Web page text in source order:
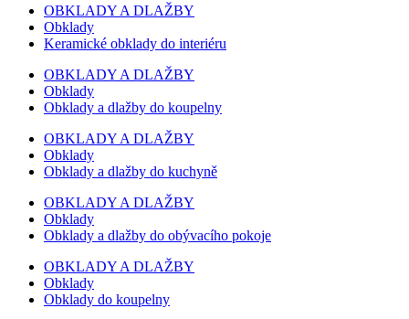
OBKLADY A DLAŽBY
Obklady
Keramické obklady do interiéru
OBKLADY A DLAŽBY
Obklady
Obklady a dlažby do koupelny
OBKLADY A DLAŽBY
Obklady
Obklady a dlažby do kuchyně
OBKLADY A DLAŽBY
Obklady
Obklady a dlažby do obývacího pokoje
OBKLADY A DLAŽBY
Obklady
Obklady do koupelny